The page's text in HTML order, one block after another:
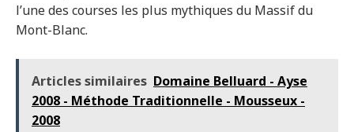
l’une des courses les plus mythiques du Massif du
Mont-Blanc.
Articles similaires Domaine Belluard - Ayse
2008 - Méthode Traditionnelle - Mousseux -
2008